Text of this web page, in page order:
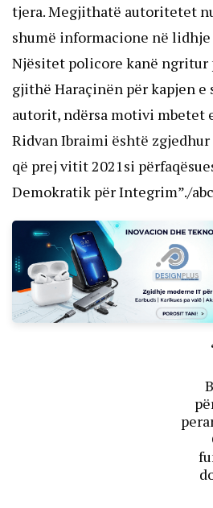
tjera. Megjithatë autoritetet
shumë informacione në
Njësitet policore kanë ngritur
gjithë Haraçinën për kapjen e
autorit, ndërsa motivi mbetet
Ridvan Ibraimi është
që prej vitit 2021si
Demokratik për Integrim”./